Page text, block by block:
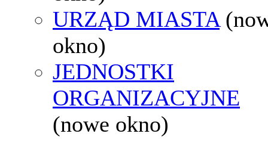
URZĄD MIASTA
okno)
JEDNOSTKI
ORGANIZACYJNE
(nowe okno)